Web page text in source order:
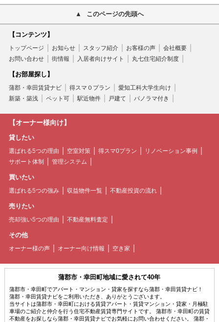
このページの先頭へ
【コンテンツ】
トップページ お知らせ スタッフ紹介 お客様の声
会社概要
お問い合わせ
街情報 入居者向けサイト 丸七住宅紹介制度
【お部屋探し】
蒲郡・幸田賃貸ナビ 得スマ０プラン
愛知工科大学生向け
新築・築浅
ペット可 駅近物件 戸建て パノラマ付き
【オーナー様向け】
貸したい
選ばれる5つの理由 空室対策 得スマ0プラン
リノベーション事例
サポート体制
管理システム
買いたい
選ばれる5つの強み 収益物件一覧 不動産投資の流れ
売りたい
売却強い5つの理由 不動産無料査定
その他
オーナー様の声 オーナー向け情報 空き家
蒲郡市・幸田町地域に愛されて40年
蒲郡市・幸田町でアパート・マンション・貸家を探すなら蒲郡・幸田賃貸ナビ！
蒲郡・幸田賃貸ナビをご利用いただき、ありがとうございます。
当サイトは蒲郡市・幸田町における賃貸アパート・賃貸マンション・貸家・月極駐
車場のご紹介と仲介を行う住宅不動産賃貸専門サイトです。 蒲郡市・幸田町の賃貸
不動産をお探しなら蒲郡・幸田賃貸ナビでお気軽にお問い合わせください。 蒲郡・